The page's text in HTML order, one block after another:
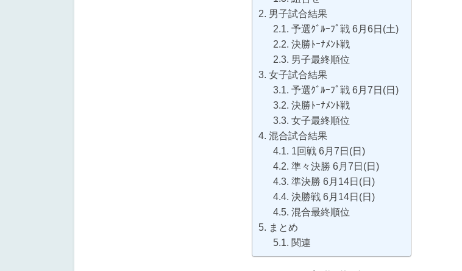
男子試合結果
予選ｸﾞﾙｰﾌﾟ戦 6月6日(土)
決勝ﾄｰﾅﾒﾝﾄ戦
男子最終順位
女子試合結果
予選ｸﾞﾙｰﾌﾟ戦 6月7日(日)
決勝ﾄｰﾅﾒﾝﾄ戦
女子最終順位
混合試合結果
1回戦 6月7日(日)
準々決勝 6月7日(日)
準決勝 6月14日(日)
決勝戦 6月14日(日)
混合最終順位
まとめ
関連